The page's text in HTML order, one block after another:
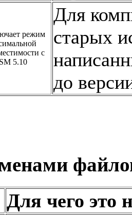
режим
с
5.10
Для
старых
до
Для чего это